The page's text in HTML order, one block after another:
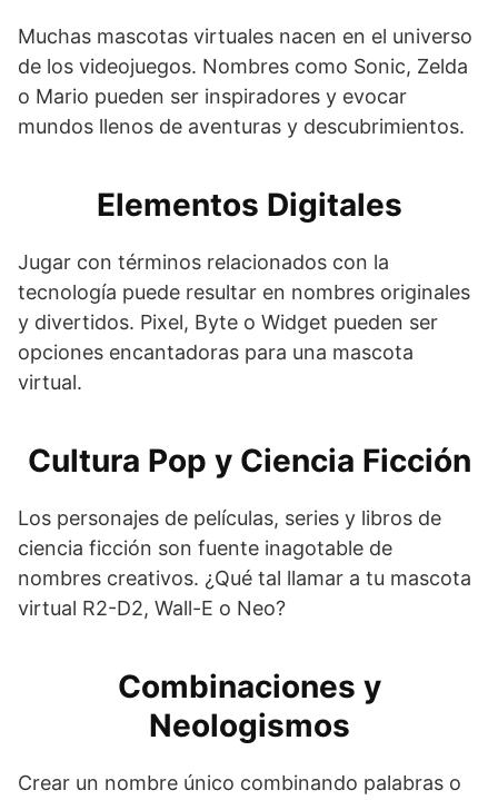
Muchas mascotas virtuales nacen en el universo
de los videojuegos. Nombres como Sonic, Zelda
o Mario pueden ser inspiradores y evocar
mundos llenos de aventuras y descubrimientos.
Elementos Digitales
Jugar con términos relacionados con la
tecnología puede resultar en nombres originales
y divertidos. Pixel, Byte o Widget pueden ser
opciones encantadoras para una mascota
virtual.
Cultura Pop y Ciencia Ficción
Los personajes de películas, series y libros de
ciencia ficción son fuente inagotable de
nombres creativos. ¿Qué tal llamar a tu mascota
virtual R2-D2, Wall-E o Neo?
Combinaciones y
Neologismos
Crear un nombre único combinando palabras o